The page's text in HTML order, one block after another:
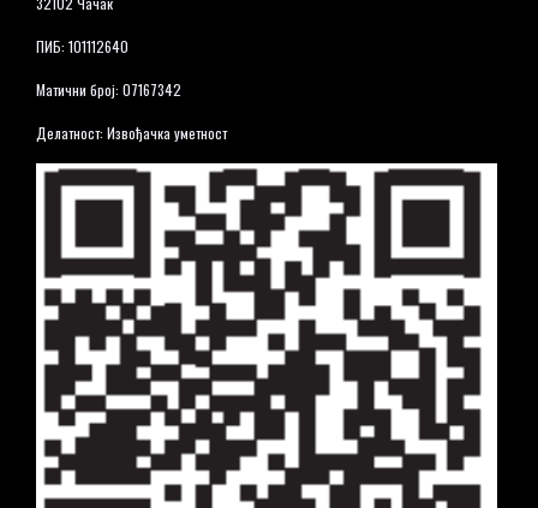
ПИБ: 101112640
Матични број: 07167342
Делатност: Извођачка уметност